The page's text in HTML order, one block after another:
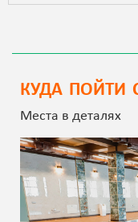
КУДА ПОЙТИ
Места в деталях